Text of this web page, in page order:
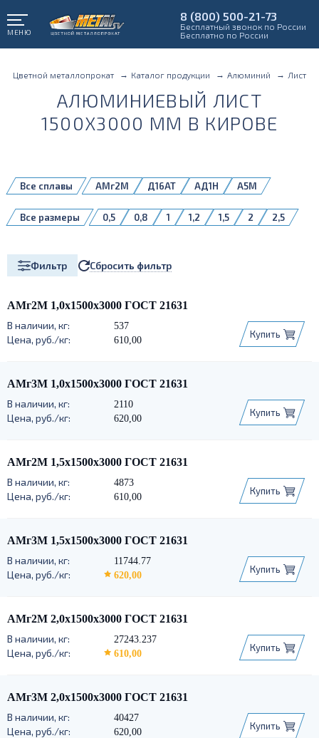
МЕНЮ
8 (800) 500-21-73
Бесплатный звонок по России
Бесплатно по России
Цветной металлопрокат Каталог продукции Алюминий Лист
АЛЮМИНИЕВЫЙ ЛИСТ
1500X3000 ММ В КИРОВЕ
АМг2М Д16АТ АД1Н
А5М
АМг4,5
АМг5М АМг6
АМг6БМ
Все сплавы
0,5 0,8 1 1,2 1,5 2
2,5
Все размеры
Фильтр Сбросить фильтр
АМг2М 1,0х1500х3000 ГОСТ 21631
537
610,00
Купить
АМг3М 1,0х1500х3000 ГОСТ 21631
2110
620,00
Купить
АМг2М 1,5х1500х3000 ГОСТ 21631
4873
610,00
Купить
АМг3М 1,5х1500х3000 ГОСТ 21631
11744.77
620,00
Купить
АМг2М 2,0х1500х3000 ГОСТ 21631
27243.237
610,00
Купить
АМг3М 2,0х1500х3000 ГОСТ 21631
40427
620,00
Купить